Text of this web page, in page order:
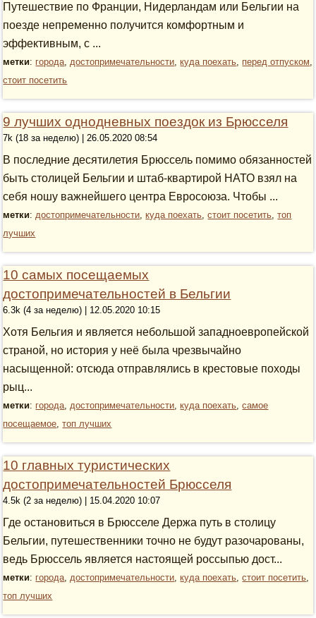
Путешествие по Франции, Нидерландам или Бельгии на
поезде непременно получится комфортным и
эффективным, с ...
метки: города,достопримечательности,куда поехать, перед отпуском,
стоит посетить
9 лучших однодневных поездок из Брюсселя
7k (18 за неделю) | 26.05.2020 08:54
В последние десятилетия Брюссель помимо обязанностей
быть столицей Бельгии и штаб-квартирой НАТО взял на
себя ношу важнейшего центра Евросоюза. Чтобы ...
метки:достопримечательности,куда поехать,стоит посетить,топ
лучших
10 самых посещаемых
достопримечательностей в Бельгии
6.3k (4 за неделю) | 12.05.2020 10:15
Хотя Бельгия и является небольшой западноевропейской
страной, но история у неё была чрезвычайно
насыщенной: отсюда отправлялись в крестовые походы
рыц...
метки: города,достопримечательности,куда поехать,самое
посещаемое,топ лучших
10 главных туристических
достопримечательностей Брюсселя
4.5k (2 за неделю) | 15.04.2020 10:07
Где остановиться в Брюсселе Держа путь в столицу
Бельгии, путешественники точно не будут разочарованы,
ведь Брюссель является настоящей россыпью дост...
метки: города,достопримечательности,куда поехать,стоит посетить,
топ лучших